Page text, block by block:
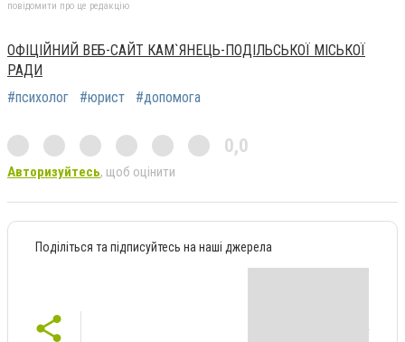
повідомити про це редакцію
ОФІЦІЙНИЙ ВЕБ-САЙТ КАМ`ЯНЕЦЬ-ПОДІЛЬСЬКОЇ МІСЬКОЇ
РАДИ
#психолог
#юрист #допомога
0,0
Авторизуйтесь, щоб оцінити
Поділіться та підписуйтесь на наші джерела